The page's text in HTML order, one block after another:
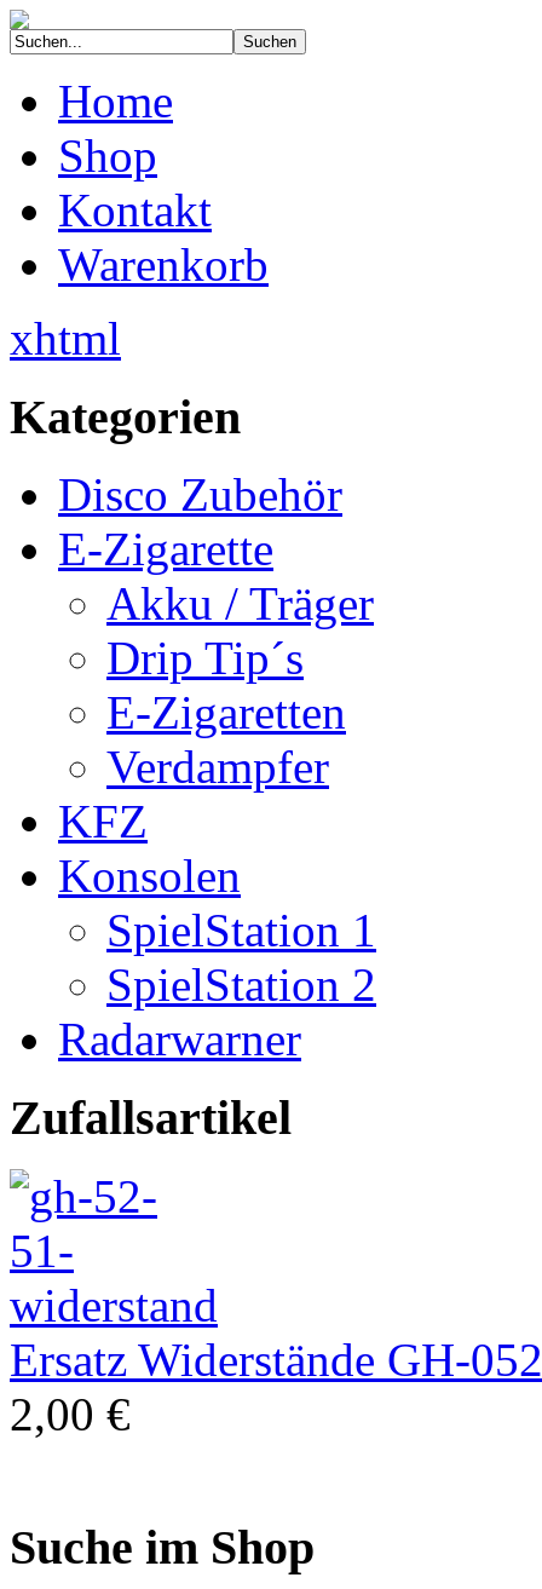
Home
Shop
Kontakt
Warenkorb
xhtml
Kategorien
Disco Zubehör
E-Zigarette
Akku / Träger
Drip Tip´s
E-Zigaretten
Verdampfer
KFZ
Konsolen
SpielStation 1
SpielStation 2
Radarwarner
Zufallsartikel
Ersatz Widerstände GH-
2,00 €
Suche im Shop